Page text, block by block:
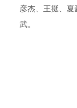
彦杰、王挺、
武。